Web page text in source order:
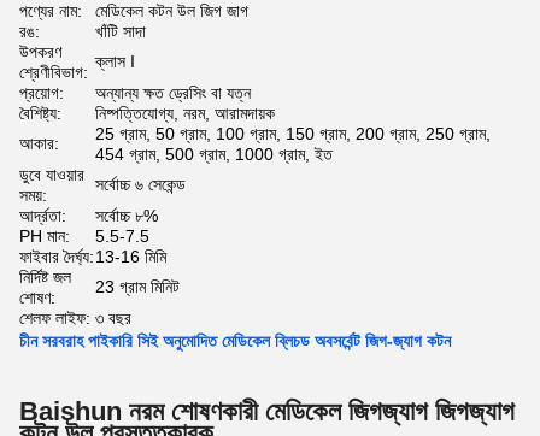
পণ্যের নাম:
মেডিকেল কটন উল জিগ জাগ
রঙ:
খাঁটি সাদা
উপকরণ
শ্রেণীবিভাগ:
ক্লাস I
প্রয়োগ:
অন্যান্য ক্ষত ড্রেসিং বা যত্ন
বৈশিষ্ট্য:
নিষ্পত্তিযোগ্য, নরম, আরামদায়ক
আকার:
25 গ্রাম, 50 গ্রাম, 100 গ্রাম, 150 গ্রাম, 200 গ্রাম, 250 গ্রাম,
454 গ্রাম, 500 গ্রাম, 1000 গ্রাম, ইত
ডুবে যাওয়ার
সময়:
সর্বোচ্চ ৬ সেকেন্ড
আর্দ্রতা:
সর্বোচ্চ ৮%
PH মান:
5.5-7.5
ফাইবার দৈর্ঘ্য:13-16 মিমি
নির্দিষ্ট জল
শোষণ:
23 গ্রাম মিনিট
শেলফ লাইফ: ৩ বছর
চীন সরবরাহ পাইকারি সিই অনুমোদিত মেডিকেল ব্লিচড অবসর্বেন্ট জিগ-জ্যাগ কটন
Baishun নরম শোষণকারী মেডিকেল জিগজ্যাগ জিগজ্যাগ